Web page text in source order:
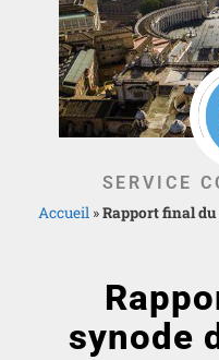
SERVICE
Accueil »Rapport final du
synode